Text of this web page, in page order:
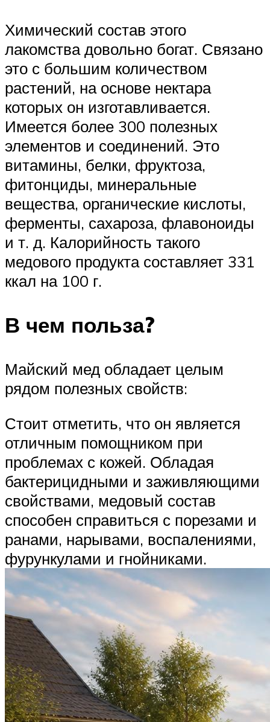
Химический состав этого
лакомства довольно богат. Связано
это с большим количеством
растений, на основе нектара
которых он изготавливается.
Имеется более 300 полезных
элементов и соединений. Это
витамины, белки, фруктоза,
фитонциды, минеральные
вещества, органические кислоты,
ферменты, сахароза, флавоноиды
и т. д. Калорийность такого
медового продукта составляет 331
ккал на 100 г.
В чем польза?
Майский мед обладает целым
рядом полезных свойств:
Стоит отметить, что он является
отличным помощником при
проблемах с кожей. Обладая
бактерицидными и заживляющими
свойствами, медовый состав
способен справиться с порезами и
ранами, нарывами, воспалениями,
фурункулами и гнойниками.